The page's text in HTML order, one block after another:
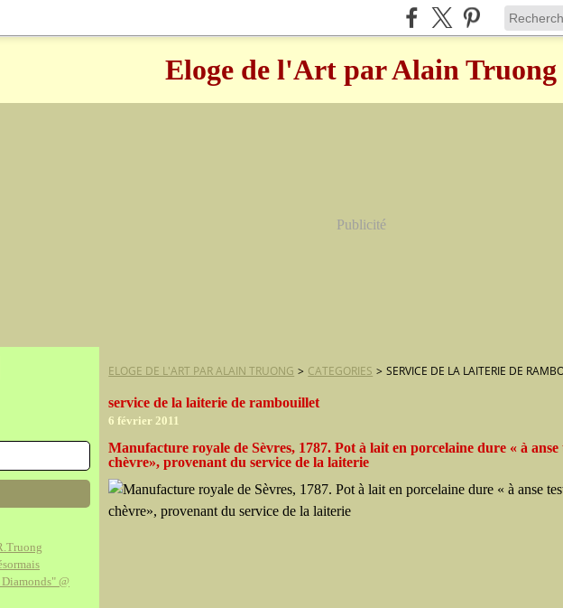
Eloge de l'Art par Alain Truong
Publicité
@
ELOGE DE L'ART PAR ALAIN TRUONG > CATEGORIES > SERVICE DE LA LAITERIE DE
service de la laiterie de rambouillet
6 février 2011
Manufacture royale de Sèvres, 1787. Pot à lait en porcelaine dure « à anse
chèvre», provenant du service de la laiterie